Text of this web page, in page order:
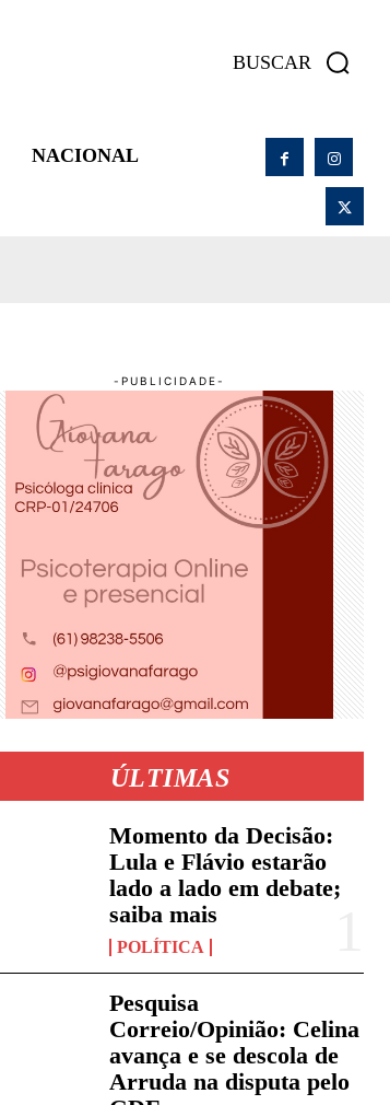
BUSCAR
NACIONAL
ÚLTIMAS
Momento da Decisão:
Lula e Flávio estarão
lado a lado em debate;
saiba mais
POLÍTICA
Pesquisa
Correio/Opinião: Celina
avança e se descola de
Arruda na disputa pelo